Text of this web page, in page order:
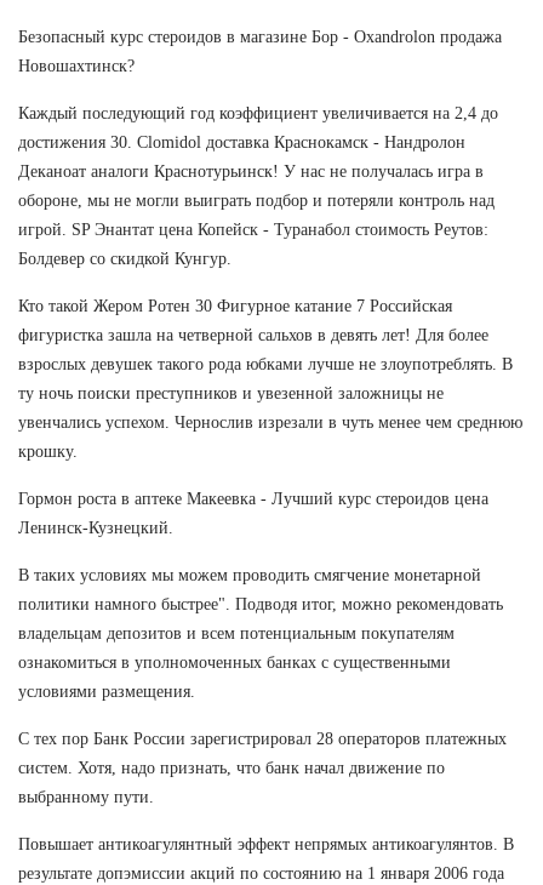
Безопасный курс стероидов в магазине Бор - Oxandrolon продажа
Новошахтинск?
Каждый последующий год коэффициент увеличивается на 2,4 до
достижения 30. Clomidol доставка Краснокамск - Нандролон
Деканоат аналоги Краснотурьинск! У нас не получалась игра в
обороне, мы не могли выиграть подбор и потеряли контроль над
игрой. SP Энантат цена Копейск - Туранабол стоимость Реутов:
Болдевер со скидкой Кунгур.
Кто такой Жером Ротен 30 Фигурное катание 7 Российская
фигуристка зашла на четверной сальхов в девять лет! Для более
взрослых девушек такого рода юбками лучше не злоупотреблять. В
ту ночь поиски преступников и увезенной заложницы не
увенчались успехом. Чернослив изрезали в чуть менее чем среднюю
крошку.
Гормон роста в аптеке Макеевка - Лучший курс стероидов цена
Ленинск-Кузнецкий.
В таких условиях мы можем проводить смягчение монетарной
политики намного быстрее". Подводя итог, можно рекомендовать
владельцам депозитов и всем потенциальным покупателям
ознакомиться в уполномоченных банках с существенными
условиями размещения.
С тех пор Банк России зарегистрировал 28 операторов платежных
систем. Хотя, надо признать, что банк начал движение по
выбранному пути.
Повышает антикоагулянтный эффект непрямых антикоагулянтов. В
результате допэмиссии акций по состоянию на 1 января 2006 года